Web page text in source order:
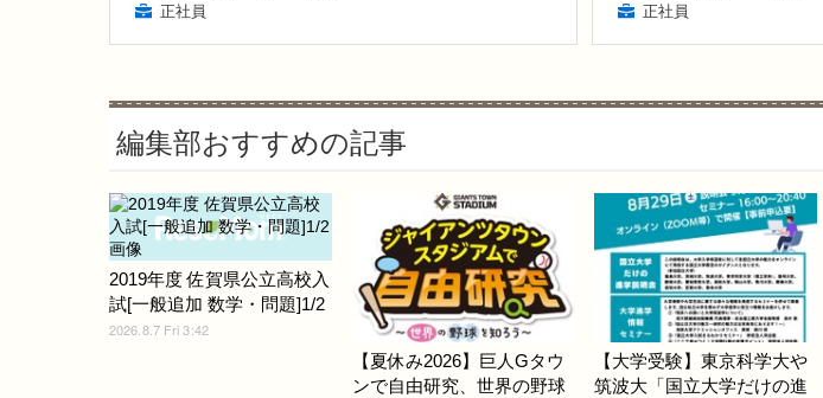
正社員
正社員
編集部おすすめの記事
2019年度 佐賀県公立高校入
試[一般追加 数学・問題]1/2
2026.8.7 Fri 3:42
【夏休み2026】巨人Gタウ
ンで自由研究、世界の野球
【大学受験】東京科学大や
筑波大「国立大学だけの進